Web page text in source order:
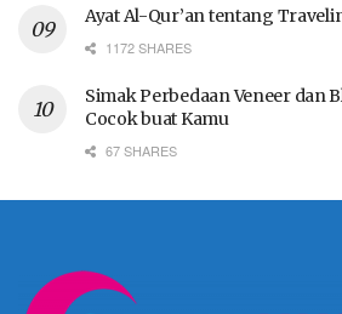
Ayat Al-Qur’an tentang
1172 SHARES
Simak Perbedaan Veneer dan
Cocok buat Kamu
67 SHARES